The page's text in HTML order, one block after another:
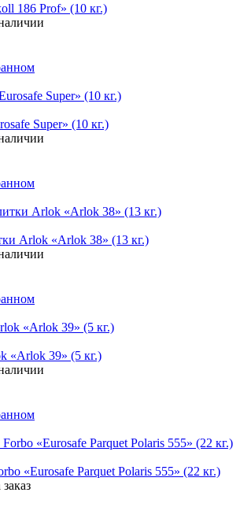
186 Prof» (10 кг.)
Super» (10 кг.)
Arlok «Arlok 38» (13 кг.)
«Arlok 39» (5 кг.)
«Eurosafe Parquet Polaris 555» (22 кг.)